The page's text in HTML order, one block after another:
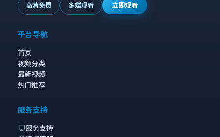
高清免费 多端观看 立即观看
平台导航
首页
视频分类
最新视频
热门推荐
服务支持
服务支持